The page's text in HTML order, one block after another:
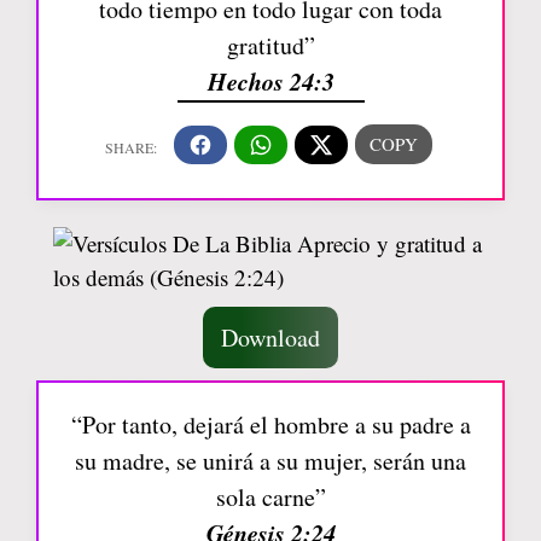
todo tiempo en todo lugar con toda
gratitud”
Hechos 24:3
Download
“Por tanto, dejará el hombre a su padre a
su madre, se unirá a su mujer, serán una
sola carne”
Génesis 2:24